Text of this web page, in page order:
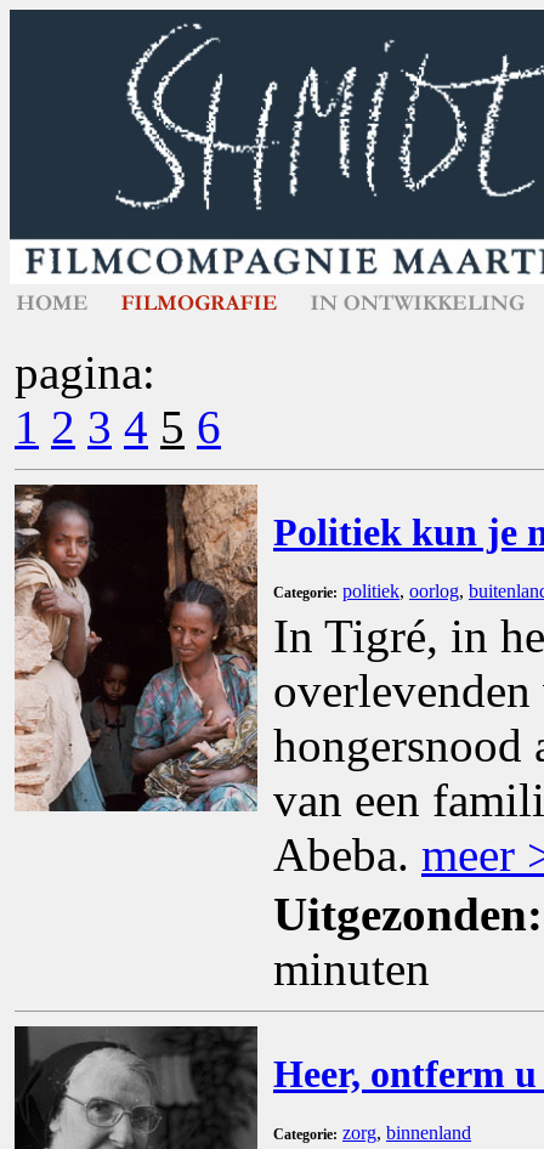
pagina:
1 2 3 4 5 6
Politiek kun je
Categorie: politiek, oorlog,
In Tigré, in
hongersnood
van een
Abeba. meer
Uitgezonden:
minuten
Heer, ontferm u
Categorie: zorg, binnenland